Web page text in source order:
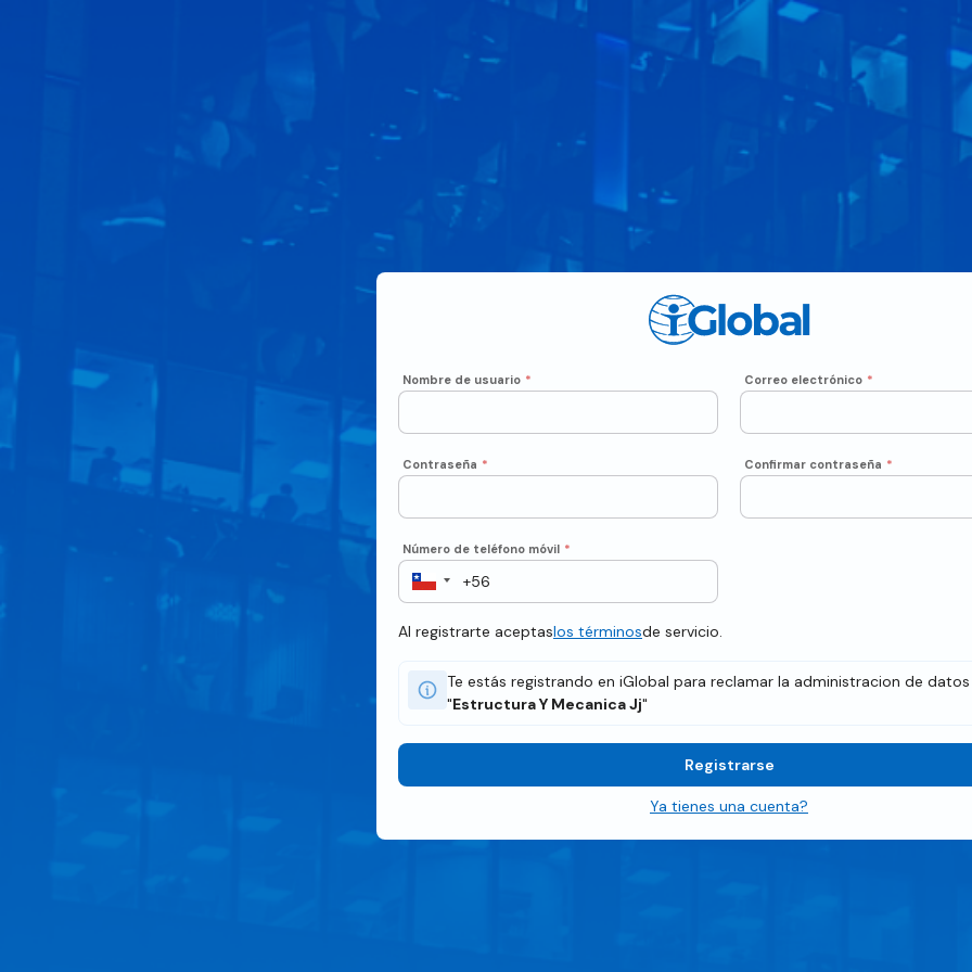
Nombre de usuario * Correo electrónico *
Contraseña * Confirmar contraseña *
Número de teléfono móvil *
Al registrarte aceptaslos términosde servicio.
Te estás registrando en iGlobal para reclamar la administracion de
"Estructura Y Mecanica Jj"
Registrarse
Ya tienes una cuenta?